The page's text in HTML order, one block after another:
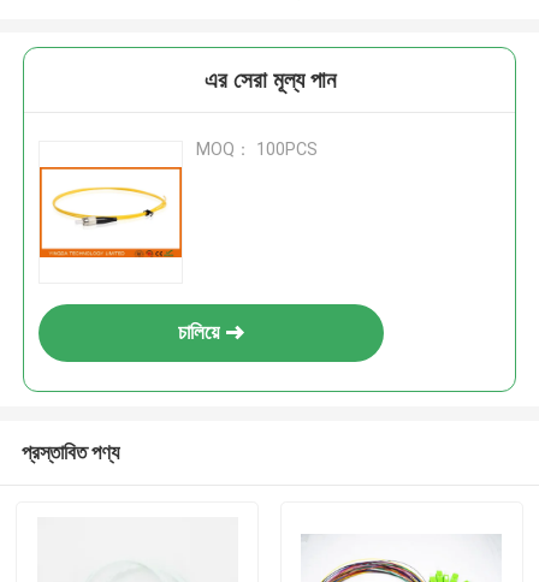
এর সেরা মূল্য পান
MOQ： 100PCS
চালিয়ে
প্রস্তাবিত পণ্য